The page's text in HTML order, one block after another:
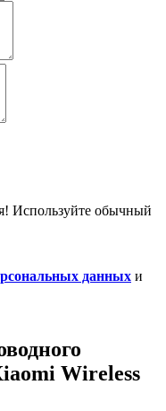
Используйте обычный
данных и
Wireless